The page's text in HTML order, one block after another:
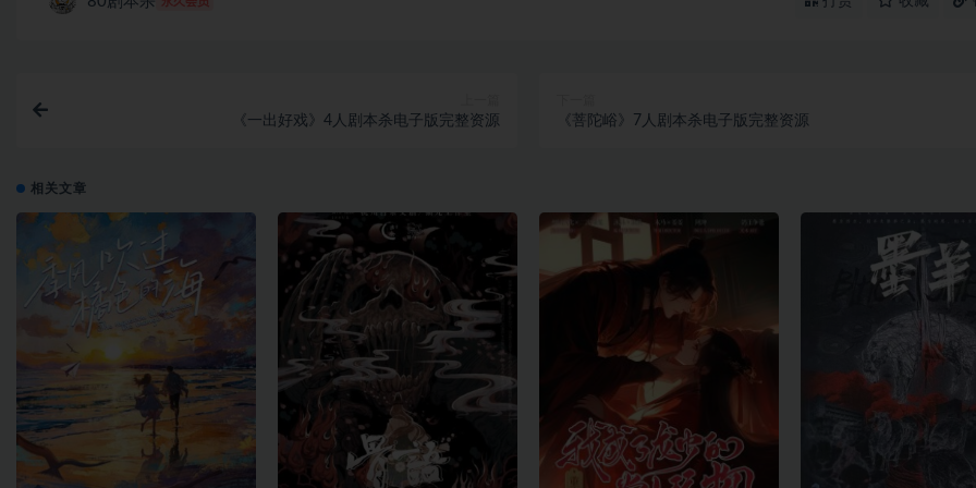
《一出好戏》4人剧本杀电子版完整资源 《菩陀峪》7人剧本杀电子版完整资源
相关文章